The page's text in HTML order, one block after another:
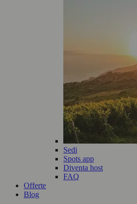
Sedi
Spots app
Diventa host
FAQ
Offerte
Blog